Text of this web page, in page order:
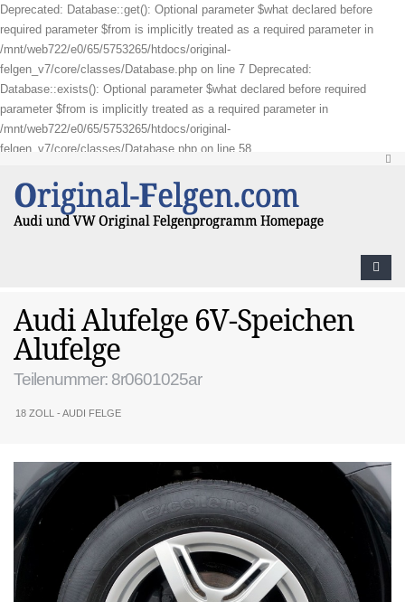
Deprecated: Database::get(): Optional parameter $what declared before
required parameter $from is implicitly treated as a required parameter in
/mnt/web722/e0/65/5753265/htdocs/original-
felgen_v7/core/classes/Database.php on line 7 Deprecated:
Database::exists(): Optional parameter $what declared before required
parameter $from is implicitly treated as a required parameter in
/mnt/web722/e0/65/5753265/htdocs/original-
felgen_v7/core/classes/Database.php on line 58
Audi Alufelge 6V-Speichen
Alufelge
Teilenummer: 8r0601025ar
18 ZOLL - AUDI FELGE